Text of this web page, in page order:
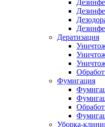
Дератизация
Фумигация
Уборка-